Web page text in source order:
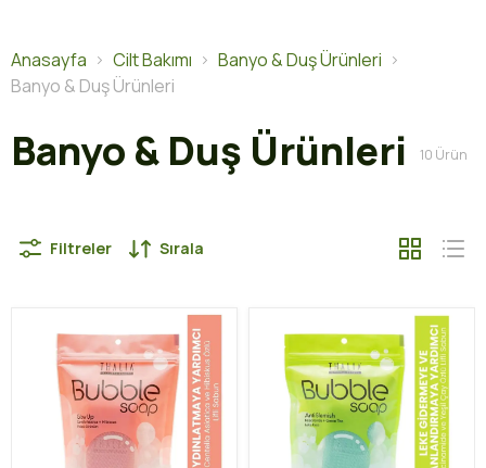
Anasayfa Cilt Bakımı
Banyo & Duş Ürünleri
Banyo & Duş Ürünleri
Banyo & Duş Ürünleri 10 Ürün
Filtreler Sırala